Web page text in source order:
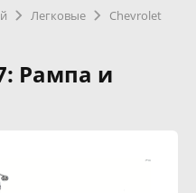
Легковые
Chevrolet
Рампа и